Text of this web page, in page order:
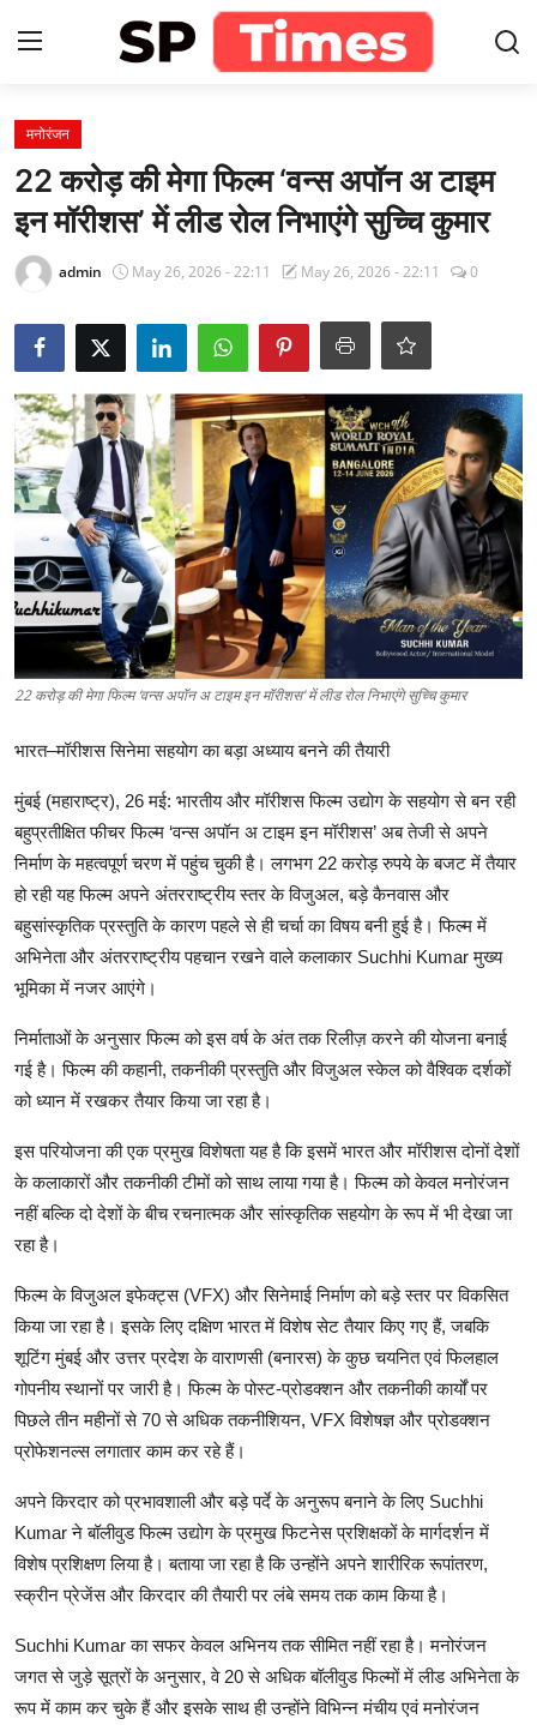
Home
Contact
About
खेल
राजस्थान
मनोरंजन
शिक्षा
लाइफस्टाइल
टेक्नोलॉजी
बिज़नेस
English
मनोरंजन
22 करोड़ की मेगा फिल्म ‘वन्स अपॉन अ टाइम
इन मॉरीशस’ में लीड रोल निभाएंगे सुच्चि कुमार
admin May 26, 2026 - 22:11 May 26, 2026 - 22:11 0
22 करोड़ की मेगा फिल्म ‘वन्स अपॉन अ टाइम इन मॉरीशस’ में लीड रोल निभाएंगे सुच्चि कुमार
भारत–मॉरीशस सिनेमा सहयोग का बड़ा अध्याय बनने की तैयारी
मुंबई (महाराष्ट्र), 26मई: भारतीय और मॉरीशस फिल्म उद्योग के सहयोग से बन रही
बहुप्रतीक्षित फीचर फिल्म ‘वन्स अपॉन अ टाइम इन मॉरीशस’ अब तेजी से अपने
निर्माण के महत्वपूर्ण चरण में पहुंच चुकी है। लगभग 22करोड़ रुपये के बजट में तैयार
हो रही यह फिल्म अपने अंतरराष्ट्रीय स्तर के विजुअल,बड़े कैनवास और
बहुसांस्कृतिक प्रस्तुति के कारण पहले से ही चर्चा का विषय बनी हुई है। फिल्म में
अभिनेता और अंतरराष्ट्रीय पहचान रखने वाले कलाकार Suchhi Kumarमुख्य
भूमिका में नजर आएंगे।
निर्माताओं के अनुसार फिल्म को इस वर्ष के अंत तक रिलीज़ करने की योजना बनाई
गई है। फिल्म की कहानी,तकनीकी प्रस्तुति और विजुअल स्केल को वैश्विक दर्शकों
को ध्यान में रखकर तैयार किया जा रहा है।
इस परियोजना की एक प्रमुख विशेषता यह है कि इसमें भारत और मॉरीशस दोनों देशों
के कलाकारों और तकनीकी टीमों को साथ लाया गया है। फिल्म को केवल मनोरंजन
नहीं बल्कि दो देशों के बीच रचनात्मक और सांस्कृतिक सहयोग के रूप में भी देखा जा
रहा है।
फिल्म के विजुअल इफेक्ट्स(VFX) और सिनेमाई निर्माण को बड़े स्तर पर विकसित
किया जा रहा है। इसके लिए दक्षिण भारत में विशेष सेट तैयार किए गए हैं,जबकि
शूटिंग मुंबई और उत्तर प्रदेश के वाराणसी(बनारस)के कुछ चयनित एवं फिलहाल
गोपनीय स्थानों पर जारी है। फिल्म के पोस्ट-प्रोडक्शन और तकनीकी कार्यों पर
पिछले तीन महीनों से70से अधिक तकनीशियन, VFXविशेषज्ञ और प्रोडक्शन
प्रोफेशनल्स लगातार काम कर रहे हैं।
अपने किरदार को प्रभावशाली और बड़े पर्दे के अनुरूप बनाने के लिए Suchhi
Kumarने बॉलीवुड फिल्म उद्योग के प्रमुख फिटनेस प्रशिक्षकों के मार्गदर्शन में
विशेष प्रशिक्षण लिया है। बताया जा रहा है कि उन्होंने अपने शारीरिक रूपांतरण,
स्क्रीन प्रेजेंस और किरदार की तैयारी पर लंबे समय तक काम किया है।
Suchhi Kumarका सफर केवल अभिनय तक सीमित नहीं रहा है। मनोरंजन
जगत से जुड़े सूत्रों के अनुसार,वे20से अधिक बॉलीवुड फिल्मों में लीड अभिनेता के
रूप में काम कर चुके हैं और इसके साथ ही उन्होंने विभिन्न मंचीय एवं मनोरंजन